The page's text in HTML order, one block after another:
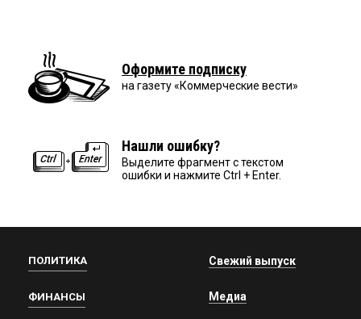
Оформите подписку
на газету «Коммерческие вести»
Нашли ошибку?
Выделите фрагмент с текстом
ошибки и нажмите Ctrl + Enter.
ПОЛИТИКА
ФИНАНСЫ
Свежий выпуск
Медиа